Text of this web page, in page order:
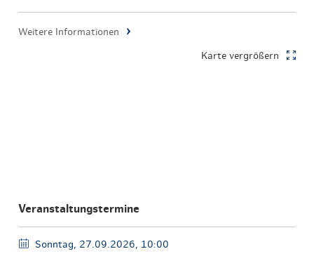
Weitere Informationen
Karte vergrößern
Veranstaltungstermine
Sonntag, 27.09.2026, 10:00